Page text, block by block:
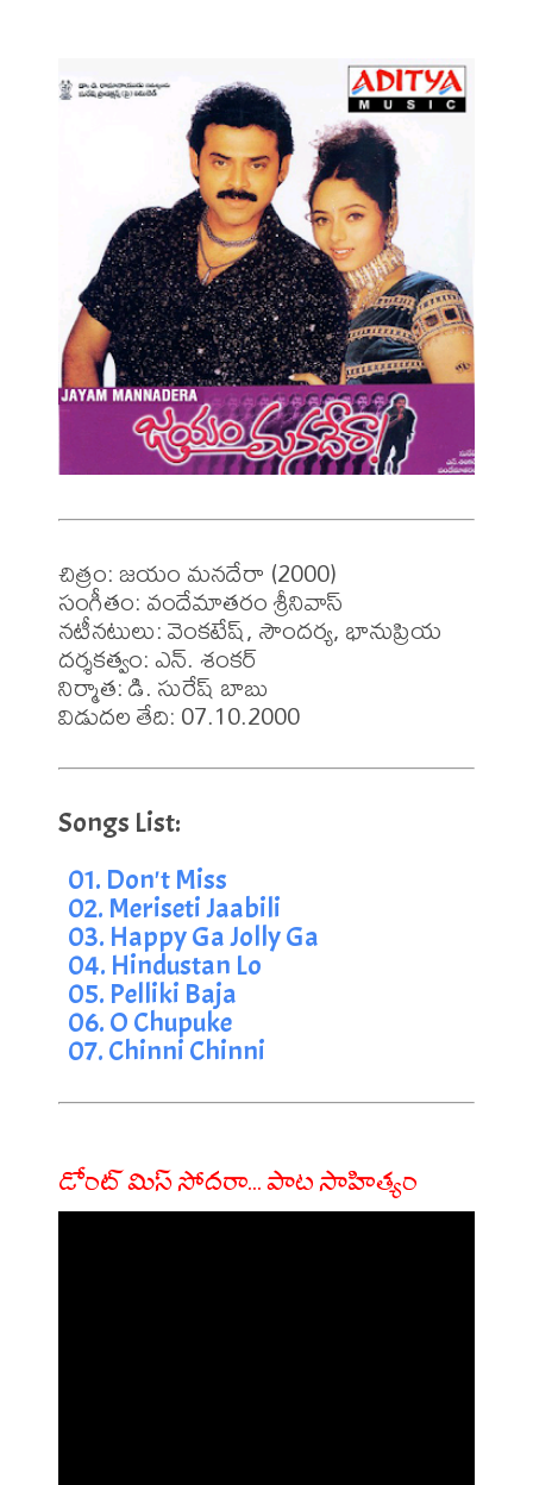
చిత్రం: జయం మనదేరా (2000)
సంగీతం: వందేమాతరం శ్రీనివాస్
నటీనటులు: వెంకటేష్, సౌందర్య, భానుప్రియ
దర్శకత్వం: ఎన్. శంకర్
నిర్మాత: డి. సురేష్ బాబు
విడుదల తేది: 07.10.2000
01. Don't Miss
02. Meriseti Jaabili
03. Happy Ga Jolly Ga
04. Hindustan Lo
05. Pelliki Baja
06. O Chupuke
07. Chinni Chinni
డోంట్ మిస్ సోదరా... పాట సాహిత్యం